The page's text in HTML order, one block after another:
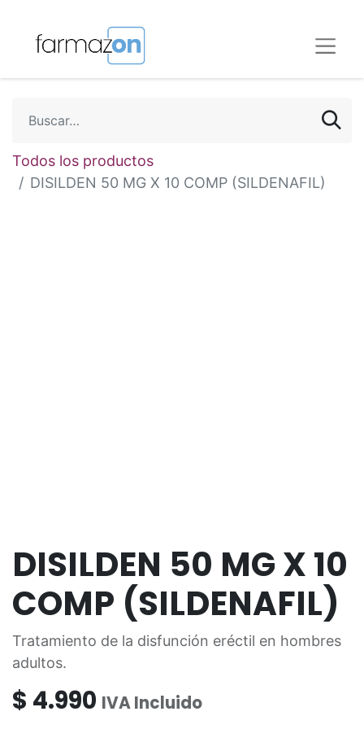
Todos los productos
DISILDEN 50 MG X 10 COMP (SILDENAFIL)
DISILDEN 50 MG X 10
COMP (SILDENAFIL)
Tratamiento de la disfunción eréctil en hombres
adultos.
$ 4.990 IVA Incluido